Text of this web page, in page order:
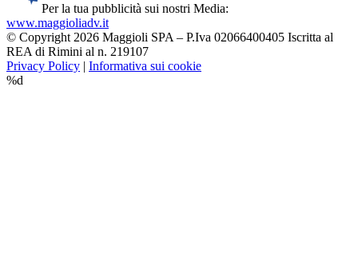
Per la tua pubblicità sui nostri Media:
www.maggioliadv.it
© Copyright 2026 Maggioli SPA – P.Iva 02066400405 Iscritta al
REA di Rimini al n. 219107
Privacy Policy | Informativa sui cookie
%d